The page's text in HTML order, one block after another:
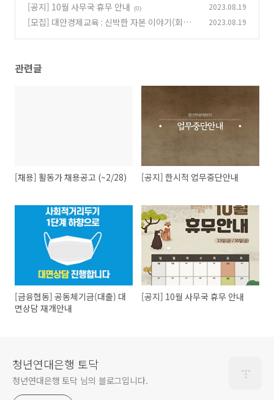
(0)
[공지] 10월 사무국 휴무 안내 (0) 2023.08.19
[모집] 대안경제교육 : 신박한 자본 이야기(회차
2023.08.19
관련글
[채용] 활동가 채용공고 (~2/28) [공지] 한시적 업무중단안내
[금융협동] 공동체기금(대출) 대
면상담 재개안내
[공지] 10월 사무국 휴무 안내
청년연대은행 토닥
청년연대은행 토닥 님의 블로그입니다.